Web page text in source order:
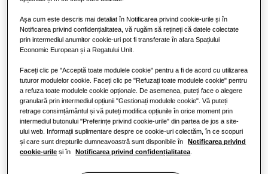
Așa cum este descris mai detaliat în Notificarea privind cookie-urile și în
Notificarea privind confidențialitatea, vă rugăm să rețineți că datele colectate
prin intermediul anumitor cookie-uri pot fi transferate în afara Spațiului
Economic European și a Regatului Unit.
Faceți clic pe "Acceptă toate modulele cookie" pentru a fi de acord cu utilizarea
tuturor modulelor cookie. Faceți clic pe "Refuzați toate modulele cookie" pentru
a refuza toate modulele cookie opționale. De asemenea, puteți face o alegere
granulară prin intermediul opțiunii "Gestionați modulele cookie". Vă puteți
retrage consimțământul și vă puteți modifica opțiunile în orice moment prin
intermediul butonului "Preferințe privind cookie-urile" din partea de jos a site-
ului web. Informații suplimentare despre ce cookie-uri colectăm, în ce scopuri
și care sunt drepturile dumneavoastră sunt disponibile în
Notificarea privind
cookie-urile și în Notificarea privind confidențialitatea.